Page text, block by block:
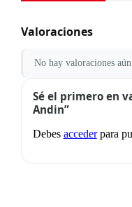
Valoraciones
No hay valoraciones aún.
Sé el primero en
Andin”
Debes accederpara